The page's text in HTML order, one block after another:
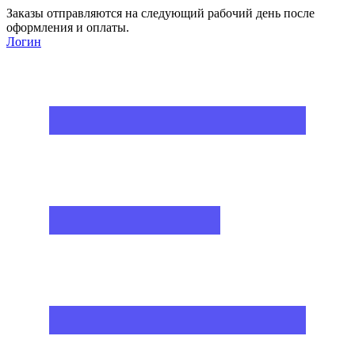
Заказы отправляются на следующий рабочий день после
оформления и оплаты.
Логин